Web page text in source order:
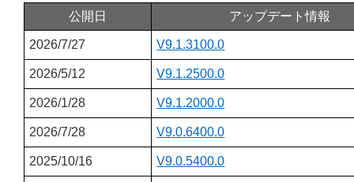
公開日
アップデート情報
2026/7/27 V9.1.3100.0
2026/5/12 V9.1.2500.0
2026/1/28 V9.1.2000.0
2026/7/28 V9.0.6400.0
2025/10/16 V9.0.5400.0